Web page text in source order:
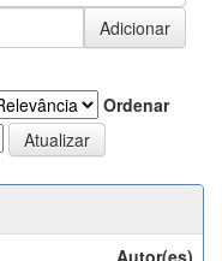
Ordenar
Autor(es)